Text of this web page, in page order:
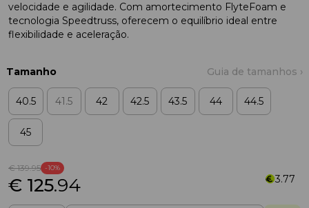
velocidade e agilidade. Com amortecimento FlyteFoam e
tecnologia Speedtruss, oferecem o equilíbrio ideal entre
flexibilidade e aceleração.
Tamanho Guia de tamanhos ›
40.5 41.5 42 42.5 43.5 44 44.5
45
€ 139.95 -10%
€ 125.94 3.77